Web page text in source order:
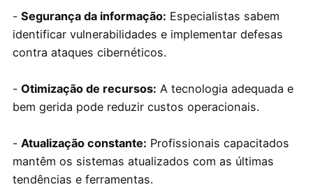
- Segurança da informação: Especialistas sabem
identificar vulnerabilidades e implementar defesas
contra ataques cibernéticos.
- Otimização de recursos: A tecnologia adequada e
bem gerida pode reduzir custos operacionais.
- Atualização constante: Profissionais capacitados
mantêm os sistemas atualizados com as últimas
tendências e ferramentas.